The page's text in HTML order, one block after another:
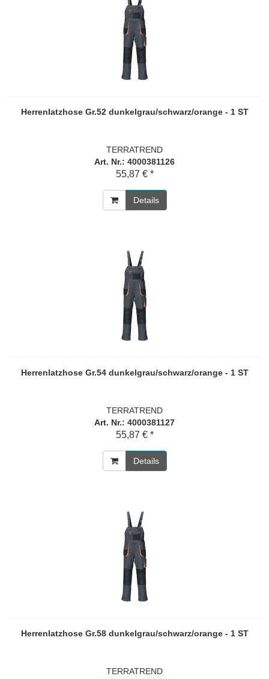
Herrenlatzhose Gr.52 dunkelgrau/schwarz/orange - 1 ST
TERRATREND
Art. Nr.: 4000381126
55,87 € *
Details
Herrenlatzhose Gr.54 dunkelgrau/schwarz/orange - 1 ST
TERRATREND
Art. Nr.: 4000381127
55,87 € *
Details
Herrenlatzhose Gr.58 dunkelgrau/schwarz/orange - 1 ST
TERRATREND